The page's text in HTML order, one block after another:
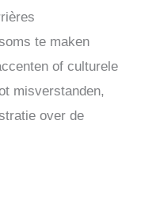
te maken
of culturele
misverstanden,
over de